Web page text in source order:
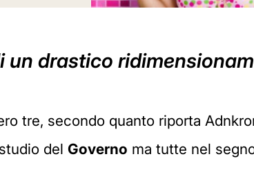
un drastico
tre, secondo quanto riporta
del Governo ma tutte nel